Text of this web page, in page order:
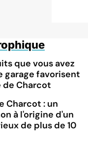
que vous avez
garage favorisent
de Charcot
Charcot : un
à l'origine d'un
de plus de 10